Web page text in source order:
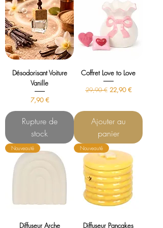
Désodorisant Voiture
Vanille
Prix
7,90 €
Rupture de
stock
Coffret Love to Love
Prix original
29,90 € Prix promotionnel
22,90 €
Ajouter au
panier
Nouveauté
Diffuseur Arche
Nouveauté
Diffuseur Pancakes